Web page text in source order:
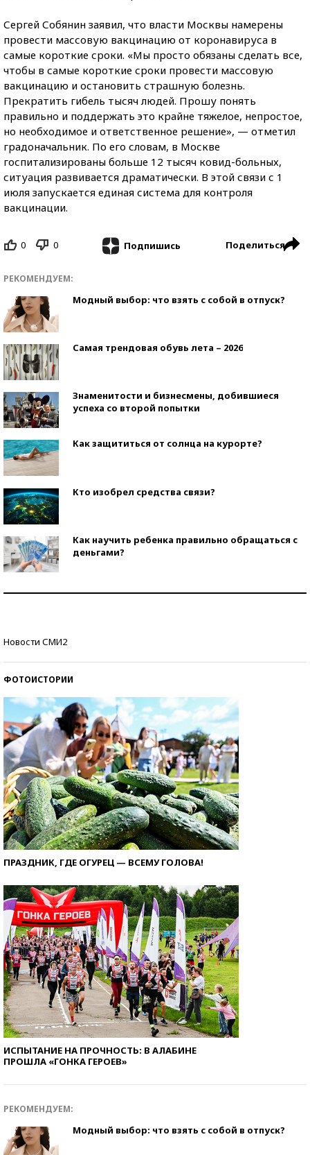
Сергей Собянин заявил, что власти Москвы намерены
провести массовую вакцинацию от коронавируса в
самые короткие сроки. «Мы просто обязаны сделать все,
чтобы в самые короткие сроки провести массовую
вакцинацию и остановить страшную болезнь.
Прекратить гибель тысяч людей. Прошу понять
правильно и поддержать это крайне тяжелое, непростое,
но необходимое и ответственное решение», — отметил
градоначальник. По его словам, в Москве
госпитализированы больше 12 тысяч ковид-больных,
ситуация развивается драматически. В этой связи с 1
июля запускается единая система для контроля
вакцинации.
0 0 Подпишись Поделиться
РЕКОМЕНДУЕМ:
Модный выбор: что взять с собой в отпуск?
Самая трендовая обувь лета – 2026
Знаменитости и бизнесмены, добившиеся
успеха со второй попытки
Как защититься от солнца на курорте?
Кто изобрел средства связи?
Как научить ребенка правильно обращаться с
деньгами?
Новости СМИ2
ФОТОИСТОРИИ
ПРАЗДНИК, ГДЕ ОГУРЕЦ — ВСЕМУ ГОЛОВА!
ИСПЫТАНИЕ НА ПРОЧНОСТЬ: В АЛАБИНЕ
ПРОШЛА «ГОНКА ГЕРОЕВ»
РЕКОМЕНДУЕМ:
Модный выбор: что взять с собой в отпуск?